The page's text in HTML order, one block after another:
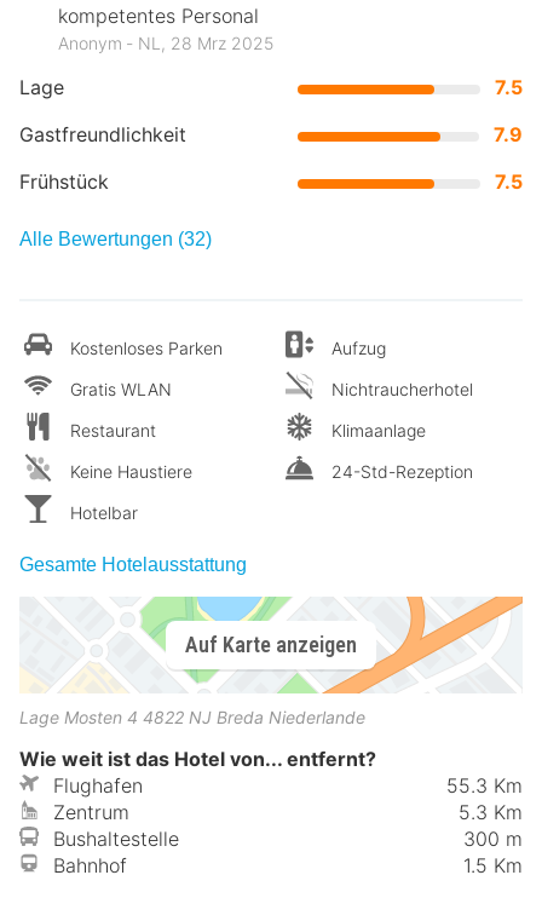
Lage
7.5
Gastfreundlichkeit
7.9
Frühstück
7.5
kompetentes Personal
Anonym ‐ NL, 28 Mrz 2025
Alle Bewertungen (32)
Kostenloses Parken
Gratis WLAN
Restaurant
Keine Haustiere
Hotelbar
Aufzug
Nichtraucherhotel
Klimaanlage
24-Std-Rezeption
Gesamte Hotelausstattung
Auf Karte anzeigen
Lage Mosten 4 4822 NJ Breda Niederlande
Wie weit ist das Hotel von... entfernt?
Flughafen
55.3 Km
Zentrum
5.3 Km
Bushaltestelle
300 m
Bahnhof
1.5 Km